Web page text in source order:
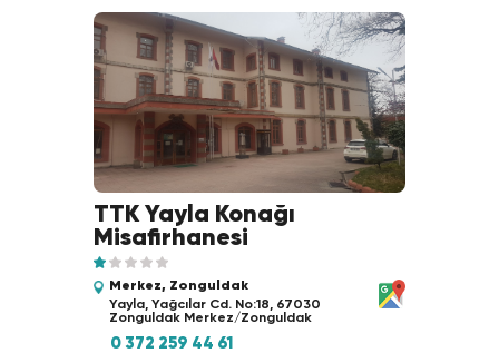
TTK Yayla Konağı
Misafirhanesi
Merkez, Zonguldak
Yayla, Yağcılar Cd. No:18, 67030
Zonguldak Merkez/Zonguldak
0 372 259 44 61